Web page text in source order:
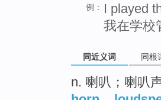
例：
I played
我在学校
同近义词 同根
n. 喇叭；喇叭